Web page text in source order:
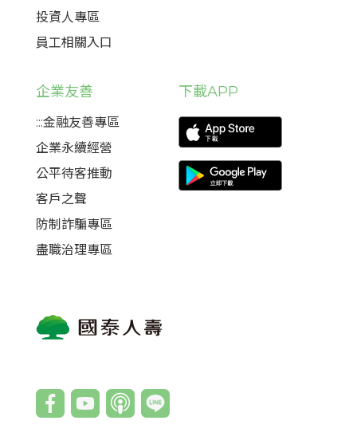
投資人專區
員工相關入口
企業友善
:::金融友善專區
企業永續經營
公平待客推動
客戶之聲
防制詐騙專區
盡職治理專區
下載APP